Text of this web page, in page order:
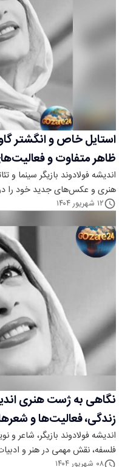
استایل خاص و انگشتر
ظاهر متفاوت و
اندیشه فولادوند بازیگر سینما و
هنری و عکس‌های جدید خود
۱۲ شهریور ۱۴۰۴
نگاهی به ژست هنری
زندگی، فعالیت‌ها و
اندیشه فولادوند بازیگر، شاعر و
فلسفه، نقش مهمی در هنر و